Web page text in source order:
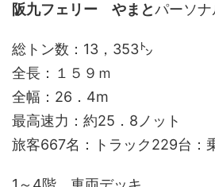
阪九フェリー やまとパーソ
総トン数：13，353㌧
全長：１５９ｍ
全幅：26．4m
最高速力：約25．8ノット
旅客667名：トラック229台：